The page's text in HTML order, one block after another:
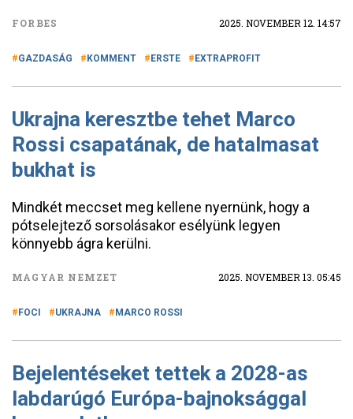
FORBES 2025. NOVEMBER 12. 14:57
GAZDASÁG KOMMENT ERSTE EXTRAPROFIT
Ukrajna keresztbe tehet Marco
Rossi csapatának, de hatalmasat
bukhat is
Mindkét meccset meg kellene nyernünk, hogy a
pótselejtező sorsolásakor esélyünk legyen
könnyebb ágra kerülni.
MAGYAR NEMZET 2025. NOVEMBER 13. 05:45
FOCI UKRAJNA MARCO ROSSI
Bejelentéseket tettek a 2028-as
labdarúgó Európa-bajnoksággal